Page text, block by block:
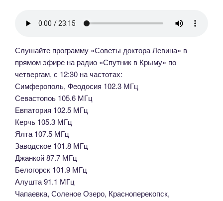
Слушайте программу «Советы доктора Левина» в
прямом эфире на радио «Спутник в Крыму» по
четвергам, с 12:30 на частотах:
Симферополь, Феодосия 102.3 МГц
Севастопоь 105.6 МГц
Евпатория 102.5 МГц
Керчь 105.3 МГц
Ялта 107.5 МГц
Заводское 101.8 МГц
Джанкой 87.7 МГц
Белогорск 101.9 МГц
Алушта 91.1 МГц
Чапаевка, Соленое Озеро, Красноперекопск,